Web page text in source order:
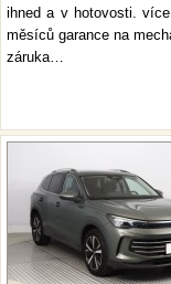
ihned a v hotovosti.
měsíců garance na
záruka…